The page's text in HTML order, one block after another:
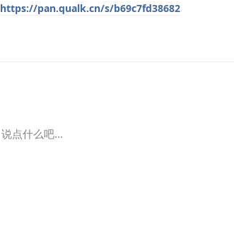
https://pan.qualk.cn/s/b69c7fd38682
说点什么吧...